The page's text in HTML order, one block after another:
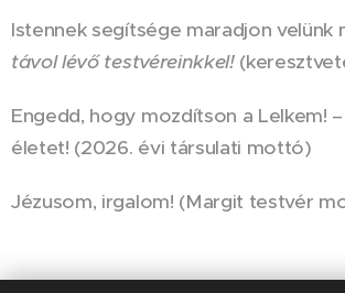
Istennek segítsége maradjon velünk
távol lévő testvéreinkkel!
Engedd, hogy mozdítson a Lelkem!
életet! (2026. évi társulati mottó)
Jézusom, irgalom! (Margit testvér